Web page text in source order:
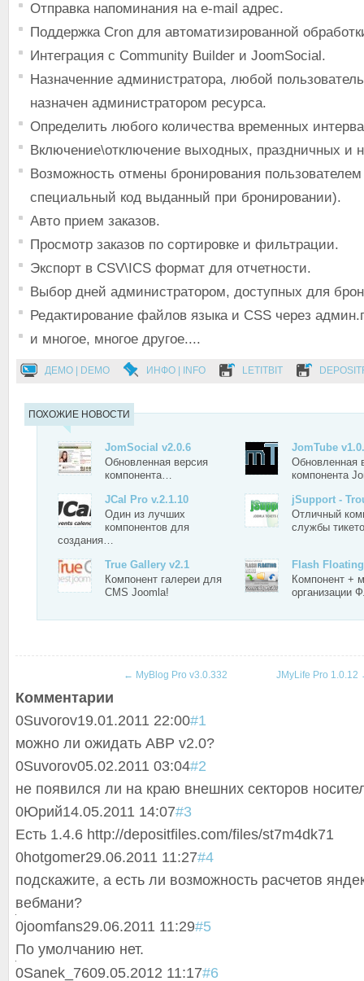
Отправка напоминания на e-mail адрес.
Поддержка Cron для автоматизированной
Интеграция с Community Builder и JoomSocial.
Назначенние администратора, любой
назначен администратором ресурса.
Определить любого количества временных
Включение\отключение выходных, праздничных и
Возможность отмены бронирования
специальный код выданный при бронировании).
Авто прием заказов.
Просмотр заказов по сортировке и фильтрации.
Экспорт в CSV\ICS формат для отчетности.
Выбор дней администратором, доступных для
Редактирование файлов языка и CSS через
и многое, многое другое....
ДЕМО | DEMO ИНФО | INFO LETITBIT
ПОХОЖИЕ НОВОСТИ
JomSocial v2.0.6
Обновленная версия
компонента…
JomTube
Обновленная
компонента
JCal Pro v.2.1.10
Один из лучших
компонентов для
создания…
jSupport -
Отличный
службы
True Gallery v2.1
Компонент галереи для
CMS Joomla!
Flash
Компонент +
организации
← MyBlog Pro v3.0.332 JMyLife Pro 1.0.12
Комментарии
0Suvorov19.01.2011 22:00#1
можно ли ожидать ABP v2.0?
0Suvorov05.02.2011 03:04#2
не появился ли на краю внешних секторов
0Юрий14.05.2011 14:07#3
Есть 1.4.6 http://depositfiles.com/files/st7m4dk71
0hotgomer29.06.2011 11:27#4
подскажите, а есть ли возможность расчетов
вебмани?
0joomfans29.06.2011 11:29#5
По умолчанию нет.
0Sanek_7609.05.2012 11:17#6